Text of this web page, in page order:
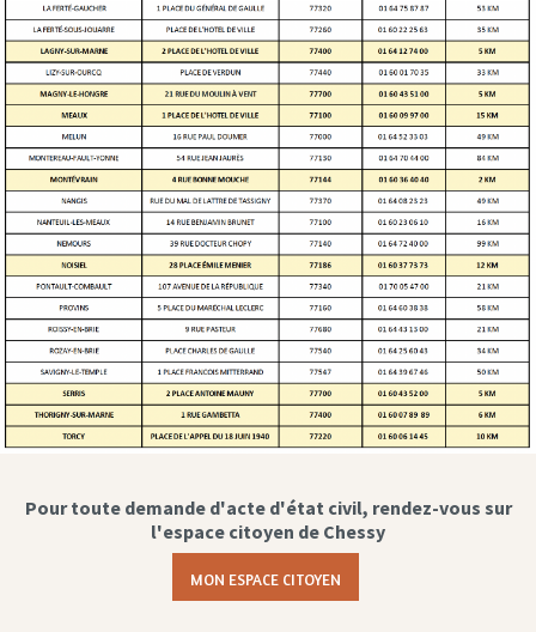
Pour toute demande d'acte d'état civil, rendez-vous sur
l'espace citoyen de Chessy
MON ESPACE CITOYEN